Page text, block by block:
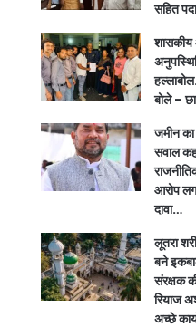
सहित
शासकीय
बोले –
जमीन
सवाल
आरोप
दावा…
लूतरा
बने
संरक्षक
रियाज
अच्छे